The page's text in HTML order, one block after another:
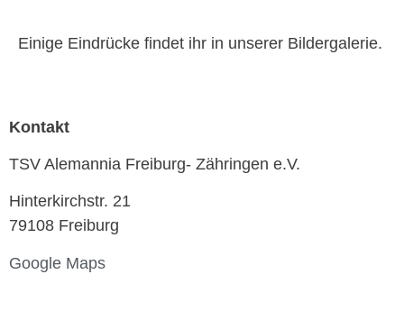
Einige Eindrücke findet ihr in unserer Bildergalerie.
Kontakt
TSV Alemannia Freiburg- Zähringen e.V.
Hinterkirchstr. 21
79108 Freiburg
Google Maps